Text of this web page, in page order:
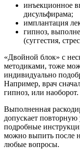
инъекционное
дисульфирама;
имплантация
гипноз,
(суггестия,
«Двойной блок» с
методиками, тоже
индивидуально
Например, врач
гипноз, или наоборот.
Выполненная
допускает повторную
подробные
можно выпить после
любые вопросы.